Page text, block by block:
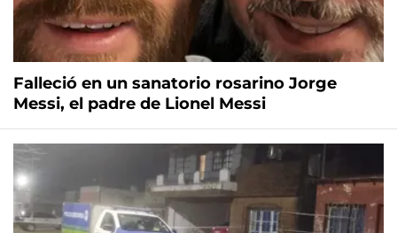
Falleció en un sanatorio rosarino Jorge
Messi, el padre de Lionel Messi